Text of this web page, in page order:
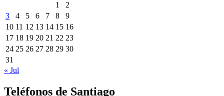
1
2
3
4 5 6 7 8
9
10 11 12 13 14 15 16
17 18 19 20 21 22 23
24 25 26 27 28 29 30
31
« Jul
Teléfonos de Santiago